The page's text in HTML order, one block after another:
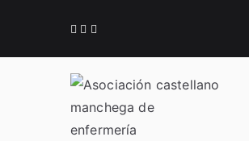
contenido